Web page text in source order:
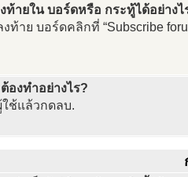
ท้ายใน บอร์ดหรือ กระทู้ได้อย่างไ
าย บอร์ดคลิกที่ “Subscribe
องทำอย่างไร?
ช้แล้วกดลบ.